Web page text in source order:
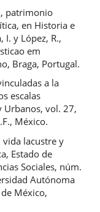
patrimonio
en Historia e
I. y López, R.,
em
Braga, Portugal.
a la
escalas
Urbanos, vol. 27,
México.
vida lacustre y
Estado de
Sociales, núm.
Autónoma
México,